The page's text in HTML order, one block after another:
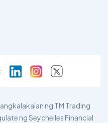
ng TM Trading
ng Seychelles Financial